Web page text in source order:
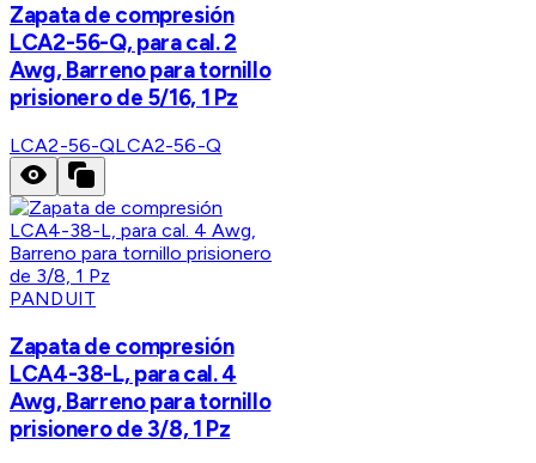
Zapata de compresión
LCA2-56-Q, para cal. 2
Awg, Barreno para tornillo
prisionero de 5/16, 1 Pz
LCA2-56-QLCA2-56-Q
PANDUIT
Zapata de compresión
LCA4-38-L, para cal. 4
Awg, Barreno para tornillo
prisionero de 3/8, 1 Pz